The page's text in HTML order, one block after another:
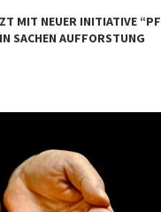
MIT NEUER INITIATIVE
SACHEN AUFFORSTUNG